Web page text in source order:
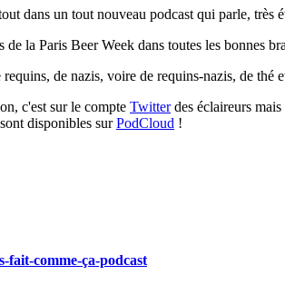
dans un tout nouveau podcast qui parle, très
la Paris Beer Week dans toutes les bonnes
de nazis, voire de requins-nazis, de thé
c'est sur le compte Twitterdes éclaireurs
disponibles surPodCloud !
fait-comme-ça-podcast